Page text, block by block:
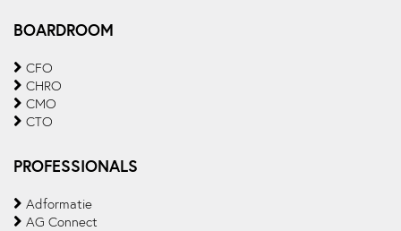
BOARDROOM
CFO
CHRO
CMO
CTO
PROFESSIONALS
Adformatie
AG Connect